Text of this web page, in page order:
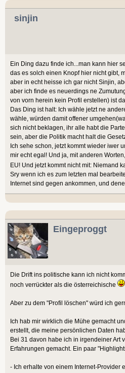
sinjin
Ein Ding dazu finde ich...man kann hier
das es solch einen Knopf hier nicht gibt,
aber in echt heisse ich gar nicht Sinjin,
aber ich finde es neuerdings ne
von vorn herein kein Profil erstellen) ist
Das Ding ist halt: Ich wähle jetzt ne
wähle, würden damit offener
sich nicht beklagen, ihr alle habt die
sein, aber die Politik macht halt die
Ich sehe schon, jetzt kommt wieder iwer
mir echt egal! Und ja, mit anderen
EU! Und jetzt kommt nicht mit: Niemand
Sry wenn ich es zum letzten mal
Internet sind gegen ankommen, und
Eingeproggt
Die Drift ins politische kann ich nicht
noch verrückter als die österreichische
Aber zu dem "Profil löschen" würd ich
Ich hab mir wirklich die Mühe gemacht
erstellt, die meine persönlichen Daten
Bei 31 davon habe ich in irgendeiner Art
Erfahrungen gemacht. Ein paar
- Ich erhalte von einem Internet-Provider